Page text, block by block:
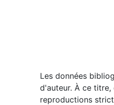
Les données
d'auteur. À ce
reproductions